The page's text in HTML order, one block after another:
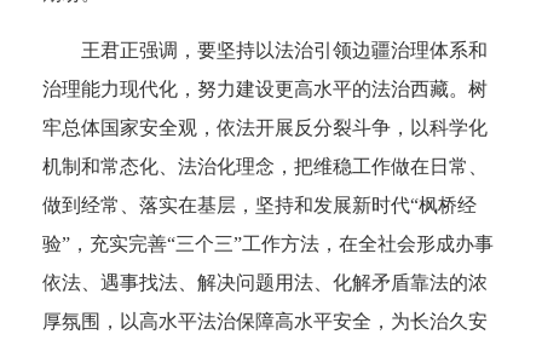
王君正强调，要坚持以法治引领边疆治理体系和
治理能力现代化，努力建设更高水平的法治西藏。树
牢总体国家安全观，依法开展反分裂斗争，以科学化
机制和常态化、法治化理念，把维稳工作做在日常、
做到经常、落实在基层，坚持和发展新时代“枫桥经
验”，充实完善“三个三”工作方法，在全社会形成办事
依法、遇事找法、解决问题用法、化解矛盾靠法的浓
厚氛围，以高水平法治保障高水平安全，为长治久安